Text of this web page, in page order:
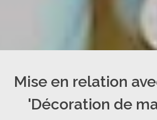
Mise en relation
'Décoration de